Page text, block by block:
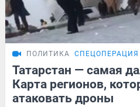
ПОЛИТИКА
Татарстан — самая
Карта регионов,
атаковать дроны